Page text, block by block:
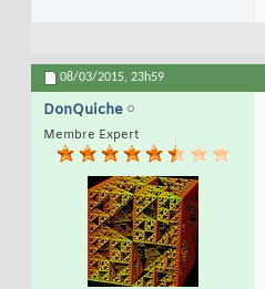
08/03/2015, 23h59
DonQuiche
Membre Expert